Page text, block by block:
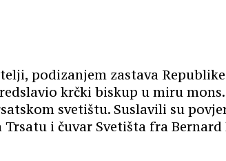
podizanjem zastava
krčki biskup u miru
svetištu. Suslavili su
i čuvar Svetišta fra